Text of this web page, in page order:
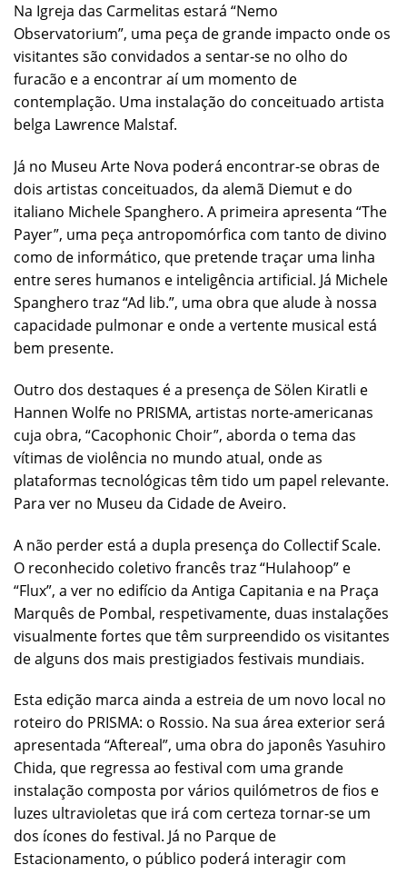
Na Igreja das Carmelitas estará “Nemo
Observatorium”, uma peça de grande impacto onde os
visitantes são convidados a sentar-se no olho do
furacão e a encontrar aí um momento de
contemplação. Uma instalação do conceituado artista
belga Lawrence Malstaf.
Já no Museu Arte Nova poderá encontrar-se obras de
dois artistas conceituados, da alemã Diemut e do
italiano Michele Spanghero. A primeira apresenta “The
Payer”, uma peça antropomórfica com tanto de divino
como de informático, que pretende traçar uma linha
entre seres humanos e inteligência artificial. Já Michele
Spanghero traz “Ad lib.”, uma obra que alude à nossa
capacidade pulmonar e onde a vertente musical está
bem presente.
Outro dos destaques é a presença de Sölen Kiratli e
Hannen Wolfe no PRISMA, artistas norte-americanas
cuja obra, “Cacophonic Choir”, aborda o tema das
vítimas de violência no mundo atual, onde as
plataformas tecnológicas têm tido um papel relevante.
Para ver no Museu da Cidade de Aveiro.
A não perder está a dupla presença do Collectif Scale.
O reconhecido coletivo francês traz “Hulahoop” e
“Flux”, a ver no edifício da Antiga Capitania e na Praça
Marquês de Pombal, respetivamente, duas instalações
visualmente fortes que têm surpreendido os visitantes
de alguns dos mais prestigiados festivais mundiais.
Esta edição marca ainda a estreia de um novo local no
roteiro do PRISMA: o Rossio. Na sua área exterior será
apresentada “Aftereal”, uma obra do japonês Yasuhiro
Chida, que regressa ao festival com uma grande
instalação composta por vários quilómetros de fios e
luzes ultravioletas que irá com certeza tornar-se um
dos ícones do festival. Já no Parque de
Estacionamento, o público poderá interagir com